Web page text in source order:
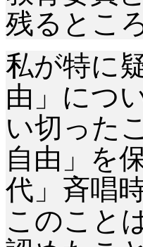
残るとこ
私が特に
由」につ
い切った
自由」を
代」斉唱
このこと